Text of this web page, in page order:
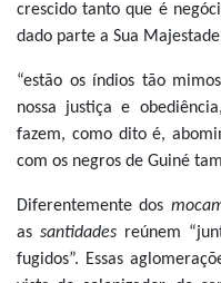
crescido tanto que é
dado parte a Sua
“estão os índios tão
nossa justiça e
fazem, como dito é,
com os negros de Guiné
Diferentemente dos
assantidades reúnem
fugidos”. Essas